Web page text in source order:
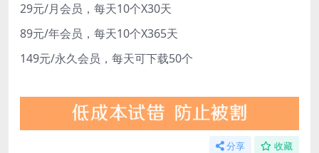
29元/月会员，每天10个X30天
89元/年会员，每天10个X365天
149元/永久会员，每天可下载50个
分享 收藏